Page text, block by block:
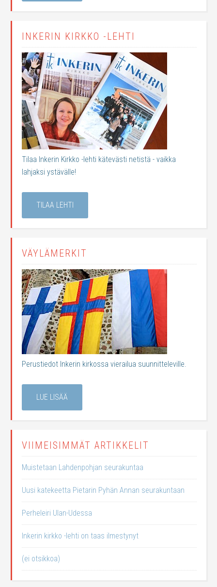
INKERIN KIRKKO -LEHTI
Tilaa Inkerin Kirkko -lehti kätevästi netistä - vaikka
lahjaksi ystävälle!
TILAA LEHTI
VÄYLÄMERKIT
Perustiedot Inkerin kirkossa vierailua suunnitteleville.
LUE LISÄÄ
VIIMEISIMMÄT ARTIKKELIT
Muistetaan Lahdenpohjan seurakuntaa
Uusi katekeetta Pietarin Pyhän Annan seurakuntaan
Perheleiri Ulan-Udessa
Inkerin kirkko -lehti on taas ilmestynyt
(ei otsikkoa)